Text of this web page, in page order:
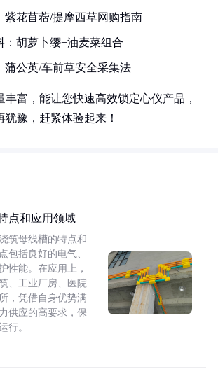
紫花苜蓿/提摩西草网购指南
：胡萝卜缨+油麦菜组合
蒲公英/车前草安全采集法
丰富，能让您快速高效锁定心仪产品，
豫，赶紧体验起来！
点和应用领域
筑母线槽的特点和
包括良好的电气、
性能。在应用上，
、工业厂房、医院
，凭借自身优势满
供应的高要求，保
行。